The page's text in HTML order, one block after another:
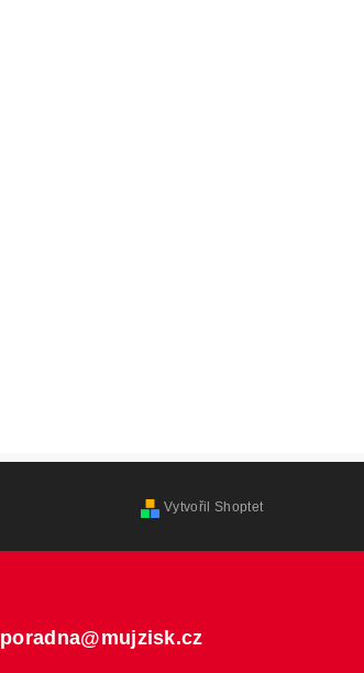
Vytvořil Shoptet
poradna@mujzisk.cz